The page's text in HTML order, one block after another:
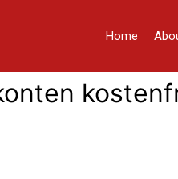
Home